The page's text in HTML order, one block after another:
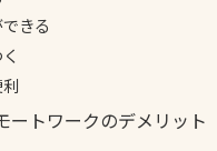
きる
ートワークのデメリット